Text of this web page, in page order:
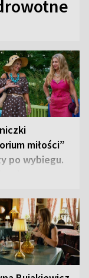
miłości”
po wybiegu.